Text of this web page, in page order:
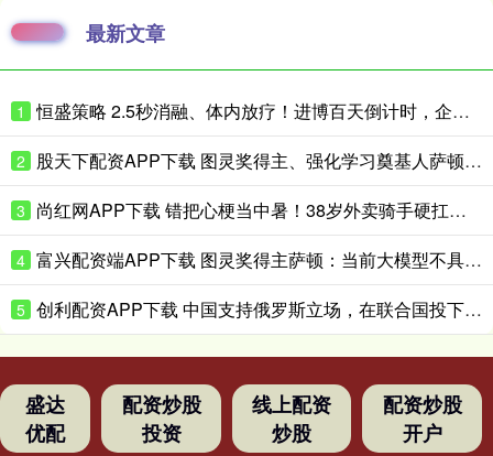
最新文章
1 恒盛策略 2.5秒消融、体内放疗！进博百天倒计时，企业亮出微创医疗硬核黑科技
2 股天下配资APP下载 图灵奖得主、强化学习奠基人萨顿：心理学是我的“秘密武器”
3 尚红网APP下载 错把心梗当中暑！38岁外卖骑手硬扛胸痛3小时，医生提醒来了！
4 富兴配资端APP下载 图灵奖得主萨顿：当前大模型不具备真实体验，到2040年有五成概率洞悉心智
5 创利配资APP下载 中国支持俄罗斯立场，在联合国投下反对票，为伊朗主持公道！
盛达
优配
配资炒股
投资
线上配资
炒股
配资炒股
开户